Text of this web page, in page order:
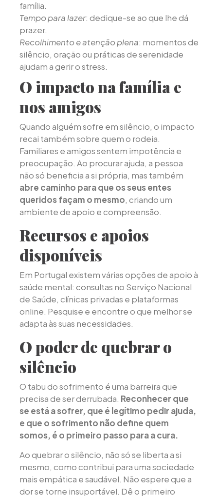
família.
Tempo para lazer: dedique-se ao que lhe dá
prazer.
Recolhimento e atenção plena: momentos de
silêncio, oração ou práticas de serenidade
ajudam a gerir o stress.
O impacto na família e
nos amigos
Quando alguém sofre em silêncio, o impacto
recai também sobre quem o rodeia.
Familiares e amigos sentem impotência e
preocupação. Ao procurar ajuda, a pessoa
não só beneficia a si própria, mas também
abre caminho para que os seus entes
queridos façam o mesmo, criando um
ambiente de apoio e compreensão.
Recursos e apoios
disponíveis
Em Portugal existem várias opções de apoio à
saúde mental: consultas no Serviço Nacional
de Saúde, clínicas privadas e plataformas
online. Pesquise e encontre o que melhor se
adapta às suas necessidades.
O poder de quebrar o
silêncio
O tabu do sofrimento é uma barreira que
precisa de ser derrubada. Reconhecer que
se está a sofrer, que é legítimo pedir ajuda,
e que o sofrimento não define quem
somos, é o primeiro passo para a cura.
Ao quebrar o silêncio, não só se liberta a si
mesmo, como contribui para uma sociedade
mais empática e saudável. Não espere que a
dor se torne insuportável. Dê o primeiro